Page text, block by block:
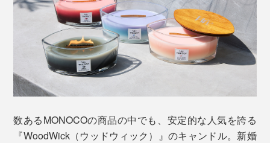
数あるMONOCOの商品の中でも、安定的な人気を誇る
『WoodWick（ウッドウィック）』のキャンドル。新婚